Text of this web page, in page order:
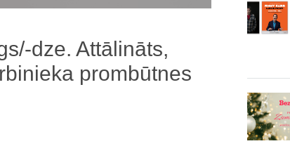
dze. Attālināts,
prombūtnes